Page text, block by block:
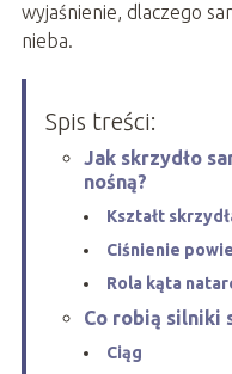
wyjaśnienie, dlaczego
nieba.
Spis treści:
Jak skrzydło
nośną?
Kształt
Ciśnienie
Rola kąta
Co robią silniki
Ciąg